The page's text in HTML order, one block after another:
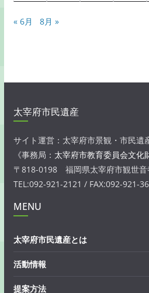
« 6月 8月 »
太宰府市民遺産
サイト運営：太宰府市景観・市民遺
《事務局： 太宰府市教育委員会文化
〒818-0198 福岡県太宰府市観世音
TEL:092-921-2121 / FAX:092-921-
MENU
太宰府市民遺産とは
活動情報
提案方法